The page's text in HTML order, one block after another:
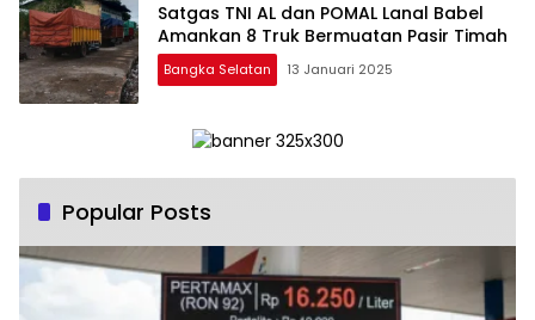
Satgas TNI AL dan POMAL Lanal Babel
Amankan 8 Truk Bermuatan Pasir Timah
Bangka Selatan 13 Januari 2025
Popular Posts